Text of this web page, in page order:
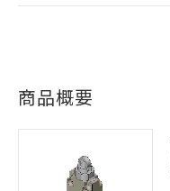
商品概要